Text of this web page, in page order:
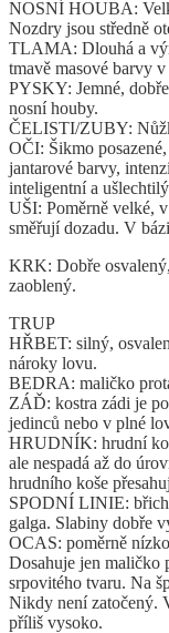
NOSNÍ HOUBA:
Nozdry jsou středně
TLAMA: Dlouhá a
tmavě masové barvy
PYSKY: Jemné,
nosní houby.
ČELISTI/ZUBY:
OČI: Šikmo
jantarové barvy,
inteligentní a
UŠI: Poměrně velké,
směřují dozadu. V
KRK: Dobře
zaoblený.
TRUP
HŘBET: silný,
nároky lovu.
BEDRA: maličko
ZÁĎ: kostra zádi je
jedinců nebo v plné
HRUDNÍK: hrudní
ale nespadá až do
hrudního koše
SPODNÍ LINIE:
galga. Slabiny dobře
OCAS: poměrně
Dosahuje jen maličko
srpovitého tvaru. Na
Nikdy není zatočený.
příliš vysoko.